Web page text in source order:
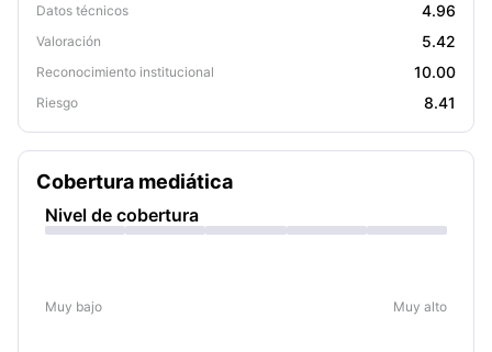
Datos técnicos 4.96
Valoración 5.42
Reconocimiento institucional 10.00
Riesgo 8.41
Cobertura mediática
Nivel de cobertura
Muy bajo Muy alto